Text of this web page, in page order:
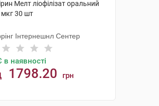
Мелт ліофілізат оральний
мкг 30 шт
Інтернешнл Сентер
в наявності
1798.20 грн